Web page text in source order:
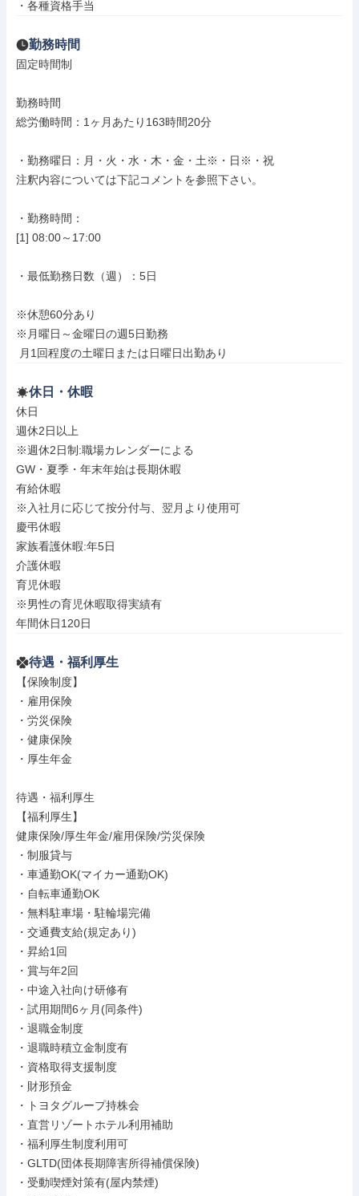
・各種資格手当
勤務時間
固定時間制
勤務時間
総労働時間：1ヶ月あたり163時間20分
・勤務曜日：月・火・水・木・金・土※・日※・祝
注釈内容については下記コメントを参照下さい。
・勤務時間：
[1] 08:00～17:00
・最低勤務日数（週）：5日
※休憩60分あり
※月曜日～金曜日の週5日勤務
月1回程度の土曜日または日曜日出勤あり
休日・休暇
休日
週休2日以上
※週休2日制:職場カレンダーによる
GW・夏季・年末年始は長期休暇
有給休暇
※入社月に応じて按分付与、翌月より使用可
慶弔休暇
家族看護休暇:年5日
介護休暇
育児休暇
※男性の育児休暇取得実績有
年間休日120日
待遇・福利厚生
【保険制度】
・雇用保険
・労災保険
・健康保険
・厚生年金
待遇・福利厚生
【福利厚生】
健康保険/厚生年金/雇用保険/労災保険
・制服貸与
・車通勤OK(マイカー通勤OK)
・自転車通勤OK
・無料駐車場・駐輪場完備
・交通費支給(規定あり)
・昇給1回
・賞与年2回
・中途入社向け研修有
・試用期間6ヶ月(同条件)
・退職金制度
・退職時積立金制度有
・資格取得支援制度
・財形預金
・トヨタグループ持株会
・直営リゾートホテル利用補助
・福利厚生制度利用可
・GLTD(団体長期障害所得補償保険)
・受動喫煙対策有(屋内禁煙)